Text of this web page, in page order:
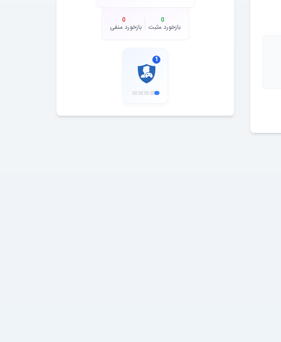
0
بازخورد مثبت
0
بازخورد منفی
1